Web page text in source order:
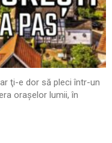
ţi-e dor să pleci într-un
oraşelor lumii, în